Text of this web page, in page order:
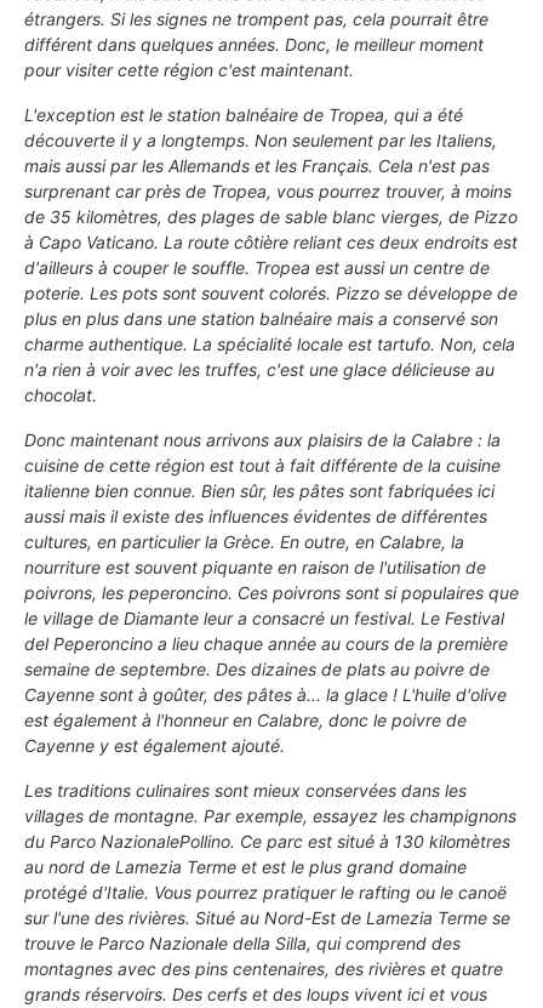
étrangers. Si les signes ne trompent pas, cela pourrait être
différent dans quelques années. Donc, le meilleur moment
pour visiter cette région c'est maintenant.
L'exception est le station balnéaire de Tropea, qui a été
découverte il y a longtemps. Non seulement par les Italiens,
mais aussi par les Allemands et les Français. Cela n'est pas
surprenant car près de Tropea, vous pourrez trouver, à moins
de 35 kilomètres, des plages de sable blanc vierges, de Pizzo
à Capo Vaticano. La route côtière reliant ces deux endroits est
d'ailleurs à couper le souffle. Tropea est aussi un centre de
poterie. Les pots sont souvent colorés. Pizzo se développe de
plus en plus dans une station balnéaire mais a conservé son
charme authentique. La spécialité locale est tartufo. Non, cela
n'a rien à voir avec les truffes, c'est une glace délicieuse au
chocolat.
Donc maintenant nous arrivons aux plaisirs de la Calabre : la
cuisine de cette région est tout à fait différente de la cuisine
italienne bien connue. Bien sûr, les pâtes sont fabriquées ici
aussi mais il existe des influences évidentes de différentes
cultures, en particulier la Grèce. En outre, en Calabre, la
nourriture est souvent piquante en raison de l'utilisation de
poivrons, les peperoncino. Ces poivrons sont si populaires que
le village de Diamante leur a consacré un festival. Le Festival
del Peperoncino a lieu chaque année au cours de la première
semaine de septembre. Des dizaines de plats au poivre de
Cayenne sont à goûter, des pâtes à... la glace ! L'huile d'olive
est également à l'honneur en Calabre, donc le poivre de
Cayenne y est également ajouté.
Les traditions culinaires sont mieux conservées dans les
villages de montagne. Par exemple, essayez les champignons
du Parco NazionalePollino. Ce parc est situé à 130 kilomètres
au nord de Lamezia Terme et est le plus grand domaine
protégé d'Italie. Vous pourrez pratiquer le rafting ou le canoë
sur l'une des rivières. Situé au Nord-Est de Lamezia Terme se
trouve le Parco Nazionale della Silla, qui comprend des
montagnes avec des pins centenaires, des rivières et quatre
grands réservoirs. Des cerfs et des loups vivent ici et vous